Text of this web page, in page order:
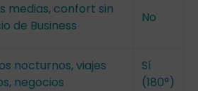
medias, confort sin
de Business
No
nocturnos, viajes
negocios
Sí
(180°)